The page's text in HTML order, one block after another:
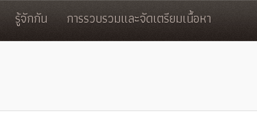
รู้จักกัน การรวบรวมและจัดเตรียมเนื้อหา